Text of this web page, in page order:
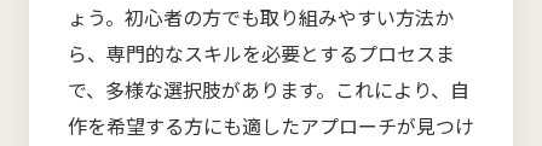
ょう。初心者の方でも取り組みやすい方法か
ら、専門的なスキルを必要とするプロセスま
で、多様な選択肢があります。これにより、自
作を希望する方にも適したアプローチが見つけ